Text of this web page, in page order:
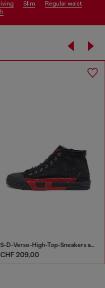
slim
regular waist
S-D-Verse-High-Top-Sneakers aus Canvas in vielgetragener Optik
CHF 209,00